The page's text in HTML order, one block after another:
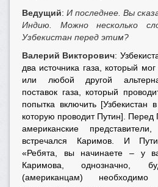
Ведущий: И последнее. Вы
Индию. Можно несколько
Узбекистан перед этим?
Валерий Викторович:
два источника газа, который
или любой другой
поставок газа, который
попытка включить [Узбекистан
которую проводит Путин].
американские
встречался Каримов. И
«Ребята, вы начинаете – у
Каримова, однозначно,
(американцам)